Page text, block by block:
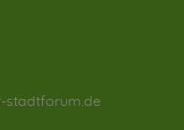
stadtforum.de